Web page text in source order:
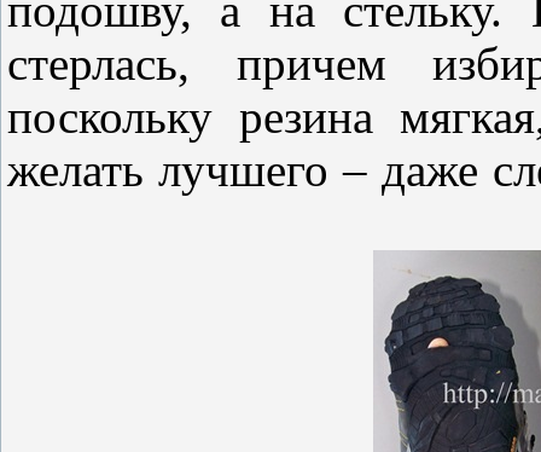
подошву, а на стельку.
стерлась, причем
поскольку резина
желать лучшего – даже